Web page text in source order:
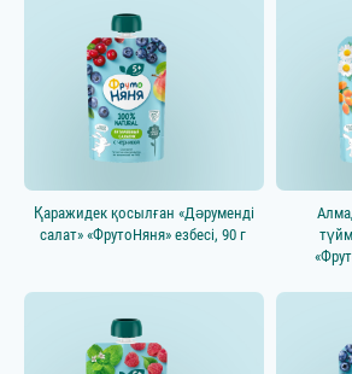
Қаражидек қосылған «Дәруменді
салат» «ФрутоНяня» езбесі, 90 г